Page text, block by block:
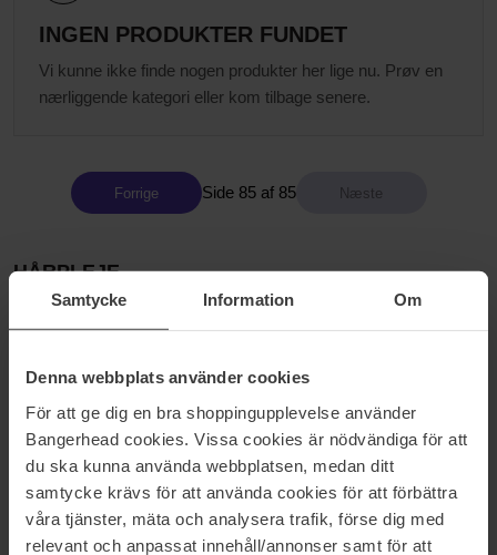
Samtycke Information Om
Denna webbplats använder cookies
För att ge dig en bra shoppingupplevelse använder
Bangerhead cookies. Vissa cookies är nödvändiga för att
du ska kunna använda webbplatsen, medan ditt
samtycke krävs för att använda cookies för att förbättra
våra tjänster, mäta och analysera trafik, förse dig med
relevant och anpassat innehåll/annonser samt för att
INGEN PRODUKTER FUNDET
Vi kunne ikke finde nogen produkter her lige nu. Prøv en
nærliggende kategori eller kom tilbage senere.
Forrige Side 85 af 85
HÅRPLEJE
har siden starten været grundstenen i Bangerheads virksomhed,
så hårprodukter er selvfølgelig lidt ekstra elsket hos os. Med vores
så vi opsnapper hurtigt de seneste trends indenfor hårpleje. Vi er
hårpleje mærke Bangerhead Professional, hvor vi lige nu kan
tilbyde produkter såsom shampoo, balsam, tørshampoo,
varmespray og saltvandsspray – Du kan altid finde et opdateret
sortiment på bangerhead.dk